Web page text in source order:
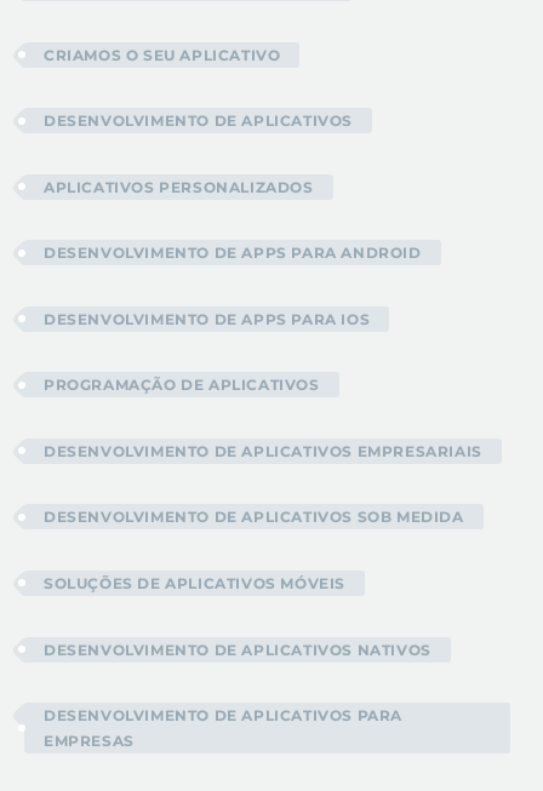
CRIAMOS O SEU APLICATIVO
DESENVOLVIMENTO DE APLICATIVOS
APLICATIVOS PERSONALIZADOS
DESENVOLVIMENTO DE APPS PARA ANDROID
DESENVOLVIMENTO DE APPS PARA IOS
PROGRAMAÇÃO DE APLICATIVOS
DESENVOLVIMENTO DE APLICATIVOS EMPRESARIAIS
DESENVOLVIMENTO DE APLICATIVOS SOB MEDIDA
SOLUÇÕES DE APLICATIVOS MÓVEIS
DESENVOLVIMENTO DE APLICATIVOS NATIVOS
DESENVOLVIMENTO DE APLICATIVOS PARA
EMPRESAS